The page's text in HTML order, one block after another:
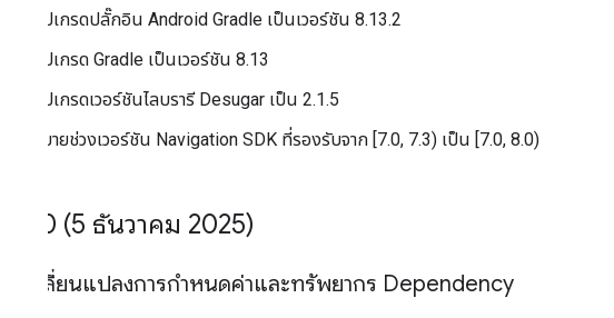
อัปเกรดปลั๊กอิน Android Gradle เป็นเวอร์ชัน 8.13.2
อัปเกรด Gradle เป็นเวอร์ชัน 8.13
อัปเกรดเวอร์ชันไลบรารี Desugar เป็น 2.1.5
ขยายช่วงเวอร์ชัน Navigation SDK ที่รองรับจาก [7.0, 7.3) เป็น [7.0, 8.0)
0 (5 ธันวาคม 2025)
การเปลี่ยนแปลงการกำหนดค่าและทรัพยากร Dependency